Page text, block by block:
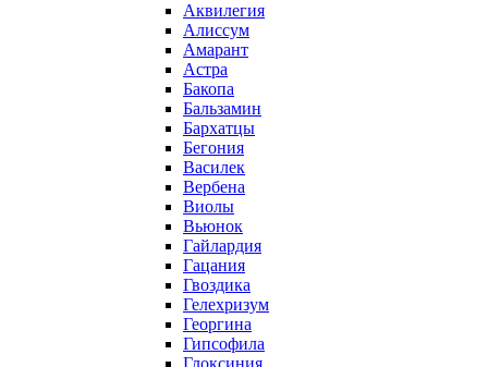
Аквилегия
Алиссум
Амарант
Астра
Бакопа
Бальзамин
Бархатцы
Бегония
Василек
Вербена
Виолы
Вьюнок
Гайлардия
Гацания
Гвоздика
Гелехризум
Георгина
Гипсофила